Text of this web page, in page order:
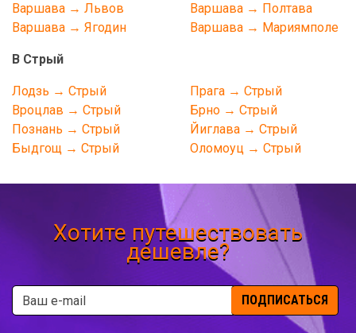
Варшава → Львов
Варшава → Ягодин
Варшава → Полтава
Варшава → Мариямполе
В Стрый
Лодзь → Стрый
Вроцлав → Стрый
Познань → Стрый
Быдгощ → Стрый
Прага → Стрый
Брно → Стрый
Йиглава → Стрый
Оломоуц → Стрый
Хотите путешествовать
дешевле?
ПОДПИСАТЬСЯ